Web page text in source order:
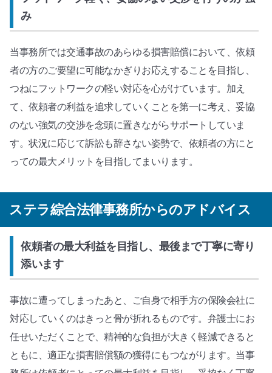
み
当事務所では交通事故のあらゆる損害賠償において、依頼
者の方のご要望に可能なかぎりお応えすることを目指し、
つねにフットワークの軽い対応を心がけています。加え
て、依頼者の利益を追求していくことを第一に考え、妥協
のない強気の交渉を念頭に置きながらサポートしていま
す。状況に応じて訴訟も辞さない姿勢で、依頼者の方にと
っての最大メリットを目指してまいります。
ステラ綜合法律事務所からのアドバイス
依頼者の最大利益を目指し、最後まで丁寧に寄り
添います
事故に遭ってしまったあと、ご自身で相手方の保険会社に
対応していくのはきっと骨が折れるものです。弁護士にお
任せいただくことで、精神的な負担が大きく軽減できると
ともに、適正な損害賠償額の獲得にもつながります。当事